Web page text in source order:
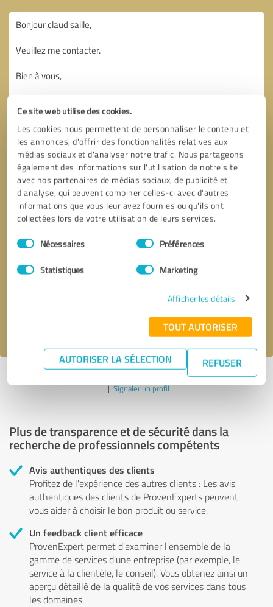
Ce site web utilise des cookies.
Les cookies nous permettent de personnaliser le contenu et
les annonces, d'offrir des fonctionnalités relatives aux
médias sociaux et d'analyser notre trafic. Nous partageons
également des informations sur l'utilisation de notre site
avec nos partenaires de médias sociaux, de publicité et
d'analyse, qui peuvent combiner celles-ci avec d'autres
informations que vous leur avez fournies ou qu'ils ont
collectées lors de votre utilisation de leurs services.
Sélection
du
Nécessaires Préférences
Statistiques Marketing
Afficher les détails
TOUT AUTORISER
AUTORISER LA SÉLECTION REFUSER
Envoyer un message
J'accepte la politique de confidentialité de.
Dernière mise à jour : 05.10.2020
|Signaler un profil
Plus de transparence et de sécurité dans la
recherche de professionnels compétents
Avis authentiques des clients
Profitez de l'expérience des autres clients : Les avis
authentiques des clients de ProvenExperts peuvent
vous aider à choisir le bon produit ou service.
Un feedback client efficace
ProvenExpert permet d'examiner l'ensemble de la
gamme de services d'une entreprise (par exemple, le
service à la clientèle, le conseil). Vous obtenez ainsi un
aperçu détaillé de la qualité de vos services dans tous
les domaines.